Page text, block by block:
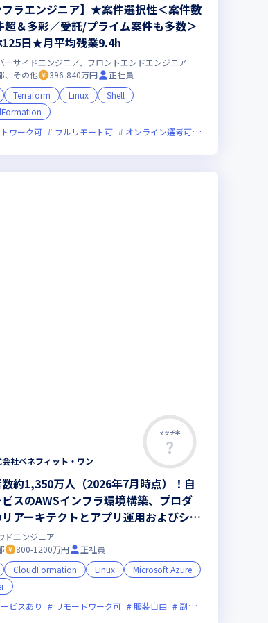
残業月20時間未満 実務未経験歓迎 女性エンジニアが活躍中
フラエンジニア】★案件選択性＜案件数
超＆多彩／受託/プライム案件も多数＞
日★月平均残業9.4h
ーサイドエンジニア、フロントエンドエンジニア
、その他
396-840万円
正社員
Terraform Linux
Shell
ワーク可
フルリモート可 オンライン選考可
マッチ率
会社ベネフィット・ワン
約1,350万人（2026年7月時点）！自
スのAWSインフラ環境構築、プロダ
アーキテクトとアプリ運用およびシス
をお任せ／コアメンバーとして活躍し
？
ドエンジニア
800-1200万円
正社員
CloudFormation Linux
Microsoft Azure
ビスあり
リモートワーク可 服装自由 副業可